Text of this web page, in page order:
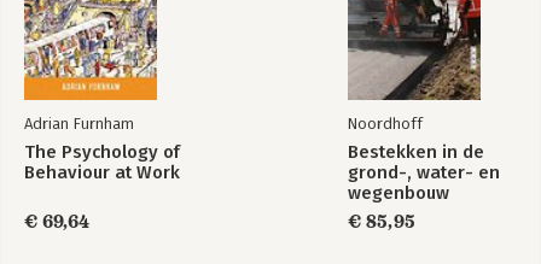
Adrian Furnham
The Psychology of
Behaviour at Work
€ 69,64
Noordhoff
Bestekken in de
grond-, water- en
wegenbouw
€ 85,95